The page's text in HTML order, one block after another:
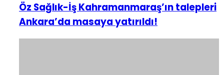
Öz Sağlık-İş Kahramanmaraş’ın talepleri
Ankara’da masaya yatırıldı!